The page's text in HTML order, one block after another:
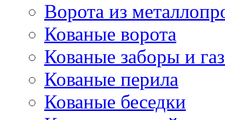
Ворота из
Кованые ворота
Кованые заборы и
Кованые перила
Кованые беседки